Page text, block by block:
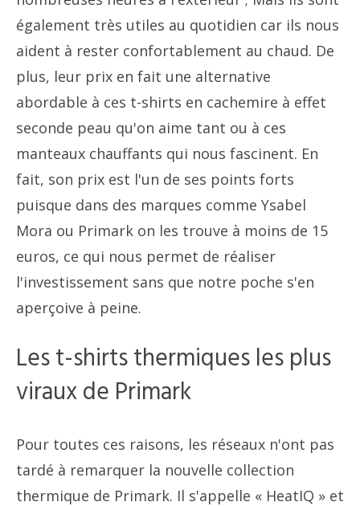
également très utiles au quotidien car ils nous
aident à rester confortablement au chaud. De
plus, leur prix en fait une alternative
abordable à ces t-shirts en cachemire à effet
seconde peau qu'on aime tant ou à ces
manteaux chauffants qui nous fascinent. En
fait, son prix est l'un de ses points forts
puisque dans des marques comme Ysabel
Mora ou Primark on les trouve à moins de 15
euros, ce qui nous permet de réaliser
l'investissement sans que notre poche s'en
aperçoive à peine.
Les t-shirts thermiques les plus
viraux de Primark
Pour toutes ces raisons, les réseaux n'ont pas
tardé à remarquer la nouvelle collection
thermique de Primark. Il s'appelle « HeatIQ » et